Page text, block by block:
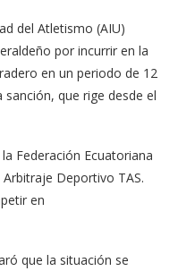
del Atletismo (AIU)
por incurrir en la
en un periodo de 12
que rige desde el
Federación Ecuatoriana
Deportivo TAS.
en
que la situación se